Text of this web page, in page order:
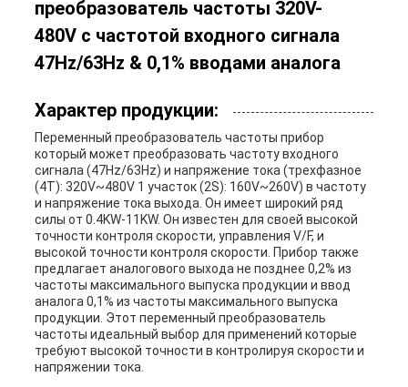
преобразователь частоты 320V-
480V с частотой входного сигнала
47Hz/63Hz & 0,1% вводами аналога
Характер продукции:
Переменный преобразователь частоты прибор
который может преобразовать частоту входного
сигнала (47Hz/63Hz) и напряжение тока (трехфазное
(4T): 320V~480V 1 участок (2S): 160V~260V) в частоту
и напряжение тока выхода. Он имеет широкий ряд
силы от 0.4KW-11KW. Он известен для своей высокой
точности контроля скорости, управления V/F, и
высокой точности контроля скорости. Прибор также
предлагает аналогового выхода не позднее 0,2% из
частоты максимального выпуска продукции и ввод
аналога 0,1% из частоты максимального выпуска
продукции. Этот переменный преобразователь
частоты идеальный выбор для применений которые
требуют высокой точности в контролируя скорости и
напряжении тока.